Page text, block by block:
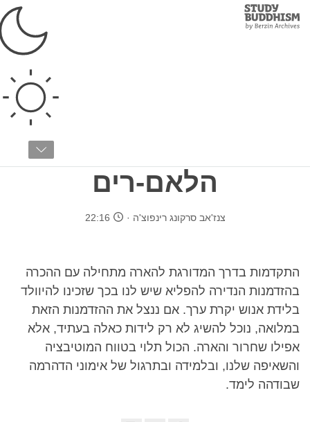
Study
Buddhism
תיאור מסורתי של הדרך
הלאם-רים
צנז'אב סרקונג רינפוצ'ה 22:16
התקדמות בדרך המדורגת להארה מתחילה עם ההכרה
בהזדמנות הנדירה להפליא שיש לנו בכך שזכינו להיוולד
בלידת אנוש יקרת ערך. אם ננצל את ההזדמנות הזאת
במלואה, נוכל להשיג לא רק לידות כאלה בעתיד, אלא
אפילו שחרור והארה. הכול תלוי בטווח המוטיבציה
והשאיפה שלנו, ובלמידה ובתרגול של אימוני הדהרמה
שבודהה לימד.